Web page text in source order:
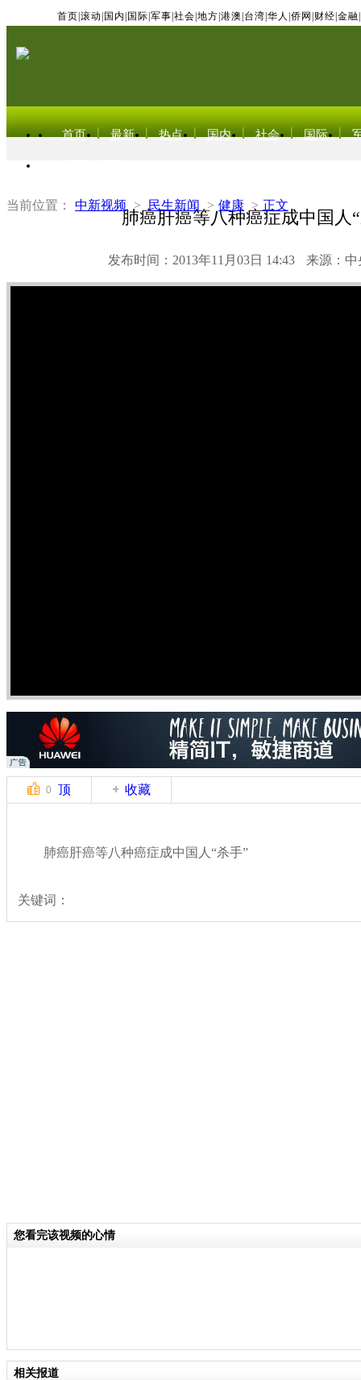
首页 滚动 国内 国际 军事 社会 地方 港澳 台湾 华人 侨网 财经 金融
首页 最新 热点 国内 社会 国际
当前位置： 中新视频 > 民生新闻 > 健康 > 正文
肺癌肝癌等八种癌症成中国人
发布时间：2013年11月03日 14:43 来源：中
0 顶 收藏
肺癌肝癌等八种癌症成中国人“杀手”
关键词：
您看完该视频的心情
相关报道